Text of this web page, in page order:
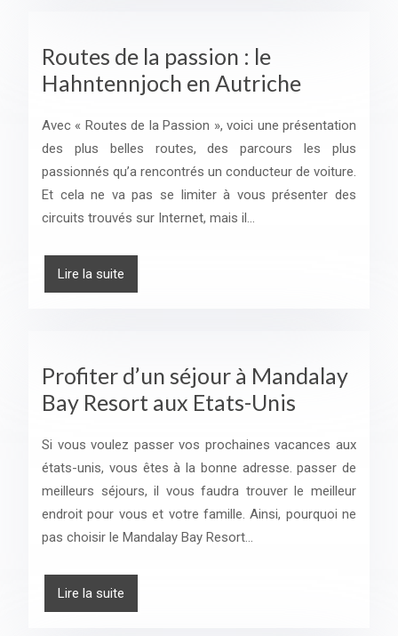
Routes de la passion : le
Hahntennjoch en Autriche
Avec « Routes de la Passion », voici une présentation
des plus belles routes, des parcours les plus
passionnés qu’a rencontrés un conducteur de voiture.
Et cela ne va pas se limiter à vous présenter des
circuits trouvés sur Internet, mais il…
Lire la suite
Profiter d’un séjour à Mandalay
Bay Resort aux Etats-Unis
Si vous voulez passer vos prochaines vacances aux
états-unis, vous êtes à la bonne adresse. passer de
meilleurs séjours, il vous faudra trouver le meilleur
endroit pour vous et votre famille. Ainsi, pourquoi ne
pas choisir le Mandalay Bay Resort…
Lire la suite